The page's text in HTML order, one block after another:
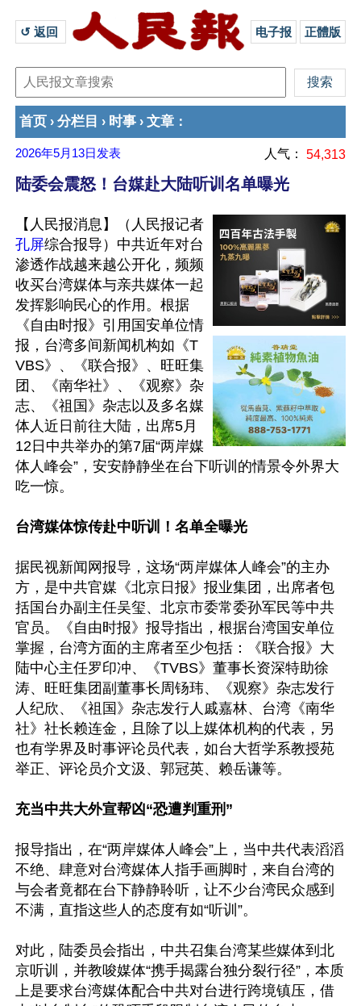
↺ 返回 电子报 正體版
首页 › 分栏目 › 时事 › 文章 ：
2026年5月13日 发表 人气： 54,313
陆委会震怒！台媒赴大陆听训名单曝光
【人民报消息】（人民报记者
孔屏综合报导）中共近年对台
渗透作战越来越公开化，频频
收买台湾媒体与亲共媒体一起
发挥影响民心的作用。根据
《自由时报》引用国安单位情
报，台湾多间新闻机构如《T
VBS》、《联合报》、旺旺集
团、《南华社》、《观察》杂
志、《祖国》杂志以及多名媒
体人近日前往大陆，出席5月
12日中共举办的第7届“两岸媒
体人峰会”，安安静静坐在台下听训的情景令外界大
吃一惊。
台湾媒体惊传赴中听训！名单全曝光
据民视新闻网报导，这场“两岸媒体人峰会”的主办
方，是中共官媒《北京日报》报业集团，出席者包
括国台办副主任吴玺、北京市委常委孙军民等中共
官员。《自由时报》报导指出，根据台湾国安单位
掌握，台湾方面的主席者至少包括：《联合报》大
陆中心主任罗印冲、《TVBS》董事长资深特助徐
涛、旺旺集团副董事长周钖玮、《观察》杂志发行
人纪欣、《祖国》杂志发行人戚嘉林、台湾《南华
社》社长赖连金，且除了以上媒体机构的代表，另
也有学界及时事评论员代表，如台大哲学系教授苑
举正、评论员介文汲、郭冠英、赖岳谦等。
充当中共大外宣帮凶“恐遭判重刑”
报导指出，在“两岸媒体人峰会”上，当中共代表滔滔
不绝、肆意对台湾媒体人指手画脚时，来自台湾的
与会者竟都在台下静静聆听，让不少台湾民众感到
不满，直指这些人的态度有如“听训”。
对此，陆委员会指出，中共召集台湾某些媒体到北
京听训，并教唆媒体“携手揭露台独分裂行径”，本质
上是要求台湾媒体配合中共对台进行跨境镇压，借